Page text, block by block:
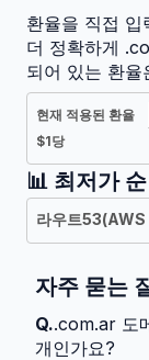
환율을 직접
더 정확하게
되어 있는 환율
현재 적용된 환율
$1당
📊 최저가 순
라우트53(
자주 묻는
Q..com.ar 도
개인가요?